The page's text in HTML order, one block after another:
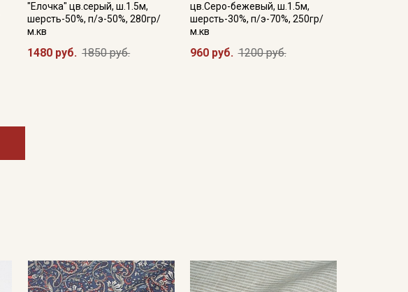
"Елочка" цв.серый, ш.1.5м,
шерсть-50%, п/э-50%, 280гр/
м.кв
1480 руб. 1850 руб.
цв.Серо-бежевый, ш.1.5м,
шерсть-30%, п/э-70%, 250гр/
м.кв
960 руб. 1200 руб.